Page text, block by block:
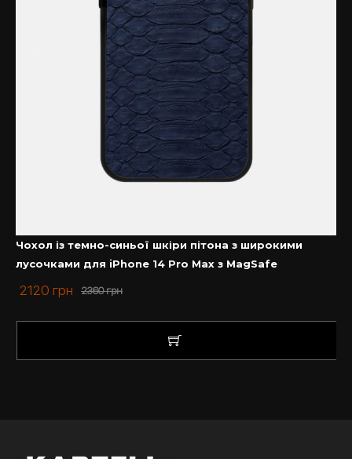
Чохол із темно-синьої шкіри пітона з широкими
лусочками для iPhone 14 Pro Max з MagSafe
2360грн
2120 грн